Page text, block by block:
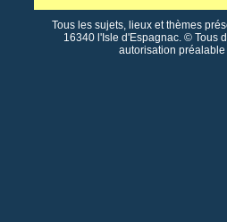
Tous les sujets, lieux et thèmes
16340 l'Isle d'Espagnac. © Tous
autorisation préalable